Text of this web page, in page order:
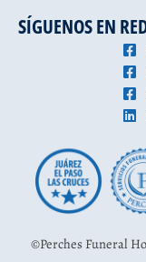
SÍGUENOS EN
©Perches Funeral